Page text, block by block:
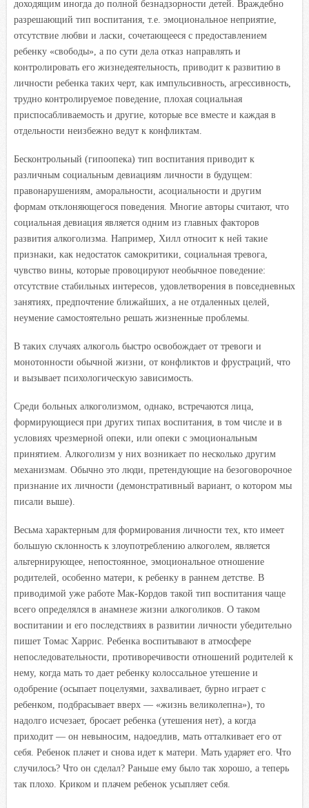
доходящим иногда до полной безнадзорности детей. Враждебно
разрешающий тип воспитания, т.е. эмоциональное неприятие,
отсутствие любви и ласки, сочетающееся с предоставлением
ребенку «свободы», а по сути дела отказ направлять и
контролировать его жизнедеятельность, приводит к развитию в
личности ребенка таких черт, как импульсивность, агрессивность,
трудно контролируемое поведение, плохая социальная
приспосабливаемость и другие, которые все вместе и каждая в
отдельности неизбежно ведут к конфликтам.
Бесконтрольный (гипоопека) тип воспитания приводит к
различным социальным девиациям личности в будущем:
правонарушениям, аморальности, асоциальности и другим
формам отклоняющегося поведения. Многие авторы считают, что
социальная девиация является одним из главных факторов
развития алкоголизма. Например, Хилл относит к ней такие
признаки, как недостаток самокритики, социальная тревога,
чувство вины, которые провоцируют необычное поведение:
отсутствие стабильных интересов, удовлетворения в повседневных
занятиях, предпочтение ближайших, а не отдаленных целей,
неумение самостоятельно решать жизненные проблемы.
В таких случаях алкоголь быстро освобождает от тревоги и
монотонности обычной жизни, от конфликтов и фрустраций, что
и вызывает психологическую зависимость.
Среди больных алкоголизмом, однако, встречаются лица,
формирующиеся при других типах воспитания, в том числе и в
условиях чрезмерной опеки, или опеки с эмоциональным
принятием. Алкоголизм у них возникает по несколько другим
механизмам. Обычно это люди, претендующие на безоговорочное
признание их личности (демонстративный вариант, о котором мы
писали выше).
Весьма характерным для формирования личности тех, кто имеет
большую склонность к злоупотреблению алкоголем, является
альтернирующее, непостоянное, эмоциональное отношение
родителей, особенно матери, к ребенку в раннем детстве. В
приводимой уже работе Мак-Кордов такой тип воспитания чаще
всего определялся в анамнезе жизни алкоголиков. О таком
воспитании и его последствиях в развитии личности убедительно
пишет Томас Харрис. Ребенка воспитывают в атмосфере
непоследовательности, противоречивости отношений родителей к
нему, когда мать то дает ребенку колоссальное утешение и
одобрение (осыпает поцелуями, захваливает, бурно играет с
ребенком, подбрасывает вверх — «жизнь великолепна»), то
надолго исчезает, бросает ребенка (утешения нет), а когда
приходит — он невыносим, надоедлив, мать отталкивает его от
себя. Ребенок плачет и снова идет к матери. Мать ударяет его. Что
случилось? Что он сделал? Раньше ему было так хорошо, а теперь
так плохо. Криком и плачем ребенок усыпляет себя.